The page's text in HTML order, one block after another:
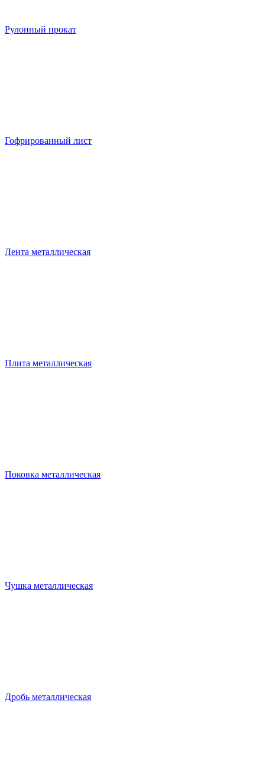
Рулонный прокат
Гофрированный лист
Лента металлическая
Плита металлическая
Поковка металлическая
Чушка металлическая
Дробь металлическая